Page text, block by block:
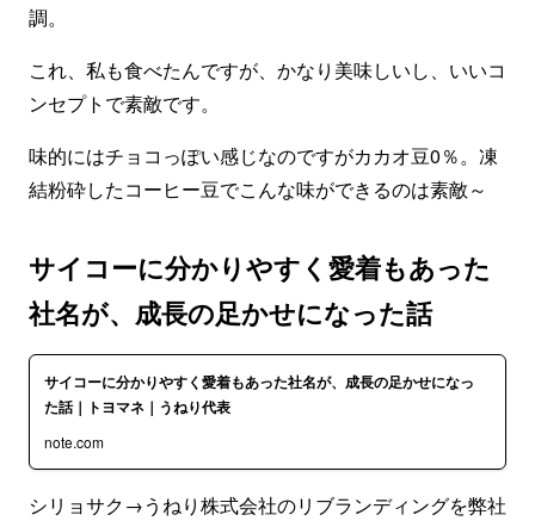
調。
これ、私も食べたんですが、かなり美味しいし、いいコ
ンセプトで素敵です。
味的にはチョコっぽい感じなのですがカカオ豆0％。凍
結粉砕したコーヒー豆でこんな味ができるのは素敵～
サイコーに分かりやすく愛着もあった
社名が、成長の足かせになった話
サイコーに分かりやすく愛着もあった社名が、成長の足かせになっ
た話｜トヨマネ｜うねり代表
note.com
シリョサク→うねり株式会社のリブランディングを弊社